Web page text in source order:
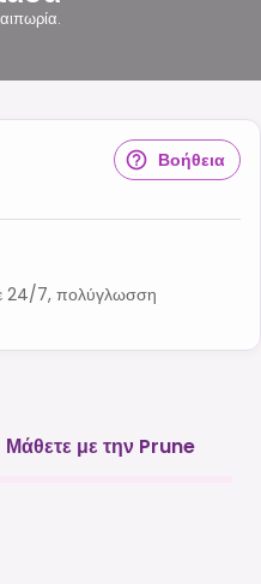
Βοήθεια
24/7, πολύγλωσση
Μάθετε με την Prune